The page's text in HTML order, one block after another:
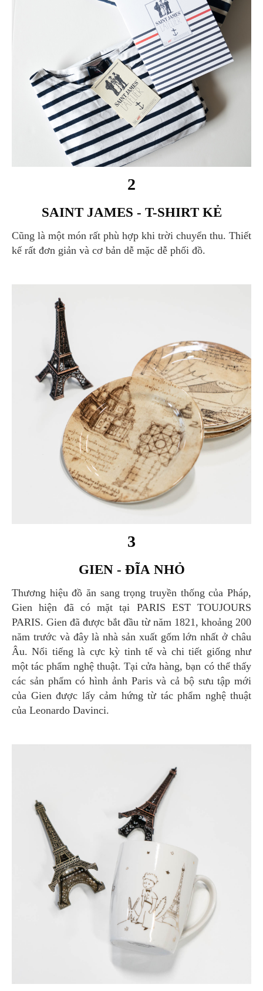
2
SAINT JAMES - T-SHIRT KẺ
Cũng là một món rất phù hợp khi trời chuyển thu. Thiết
kế rất đơn giản và cơ bản dễ mặc dễ phối đồ.
3
GIEN - ĐĨA NHỎ
Thương hiệu đồ ăn sang trọng truyền thống của Pháp,
Gien hiện đã có mặt tại PARIS EST TOUJOURS
PARIS. Gien đã được bắt đầu từ năm 1821, khoảng 200
năm trước và đây là nhà sản xuất gốm lớn nhất ở châu
Âu. Nổi tiếng là cực kỳ tinh tế và chi tiết giống như
một tác phẩm nghệ thuật. Tại cửa hàng, bạn có thể thấy
các sản phẩm có hình ảnh Paris và cả bộ sưu tập mới
của Gien được lấy cảm hứng từ tác phẩm nghệ thuật
của Leonardo Davinci.